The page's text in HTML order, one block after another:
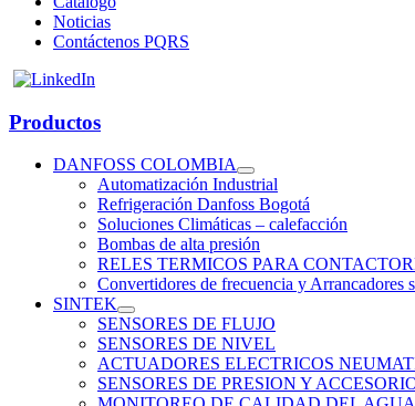
Noticias
Contáctenos PQRS
Productos
DANFOSS COLOMBIA
Automatización Industrial
Refrigeración Danfoss Bogotá
Soluciones Climáticas – calefacción
Bombas de alta presión
RELES TERMICOS PARA
Convertidores de frecuencia y Arrancadores
SINTEK
SENSORES DE FLUJO
SENSORES DE NIVEL
ACTUADORES ELECTRICOS
SENSORES DE PRESION Y